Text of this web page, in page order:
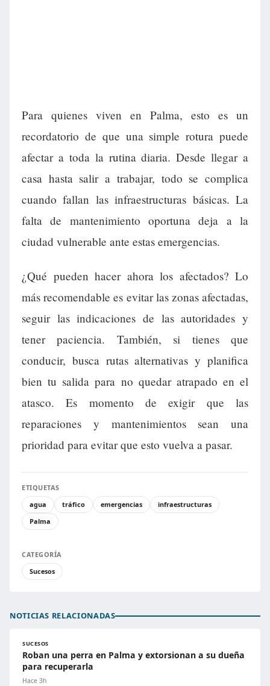
Para quienes viven en Palma, esto es un
recordatorio de que una simple rotura puede
afectar a toda la rutina diaria. Desde llegar a
casa hasta salir a trabajar, todo se complica
cuando fallan las infraestructuras básicas. La
falta de mantenimiento oportuna deja a la
ciudad vulnerable ante estas emergencias.
¿Qué pueden hacer ahora los afectados? Lo
más recomendable es evitar las zonas afectadas,
seguir las indicaciones de las autoridades y
tener paciencia. También, si tienes que
conducir, busca rutas alternativas y planifica
bien tu salida para no quedar atrapado en el
atasco. Es momento de exigir que las
reparaciones y mantenimientos sean una
prioridad para evitar que esto vuelva a pasar.
ETIQUETAS
agua
tráfico emergencias
infraestructuras
Palma
CATEGORÍA
Sucesos
NOTICIAS RELACIONADAS
SUCESOS
Roban una perra en Palma y extorsionan a su dueña
para recuperarla
Hace 3h